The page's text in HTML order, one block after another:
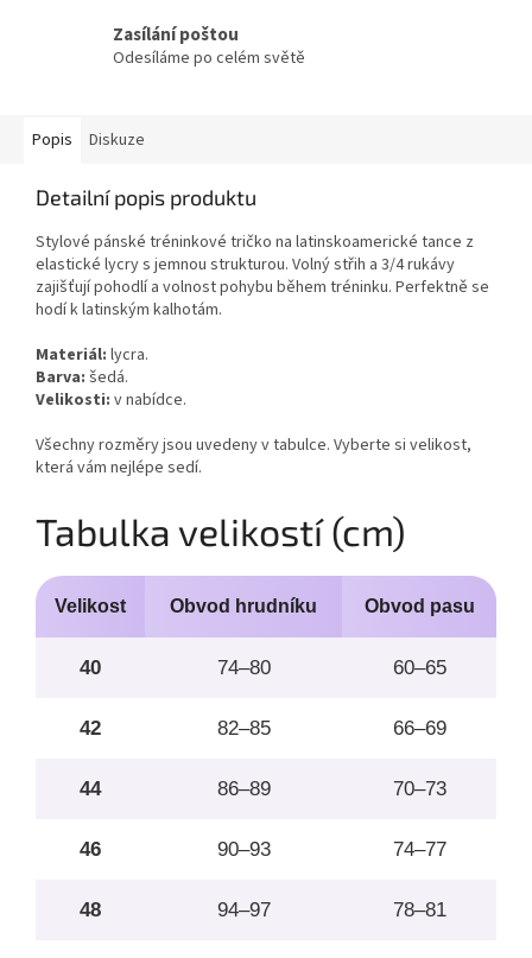
Zasílání poštou
Odesíláme po celém světě
Popis Diskuze
Detailní popis produktu
Stylové pánské tréninkové tričko na latinskoamerické tance z
elastické lycry s jemnou strukturou. Volný střih a 3/4 rukávy
zajišťují pohodlí a volnost pohybu během tréninku. Perfektně se
hodí k latinským kalhotám.
Materiál: lycra.
Barva: šedá.
Velikosti: v nabídce.
Všechny rozměry jsou uvedeny v tabulce. Vyberte si velikost,
která vám nejlépe sedí.
Tabulka velikostí (cm)
Velikost Obvod hrudníku Obvod pasu
40 74–80 60–65
42 82–85 66–69
44 86–89 70–73
46 90–93 74–77
48 94–97 78–81